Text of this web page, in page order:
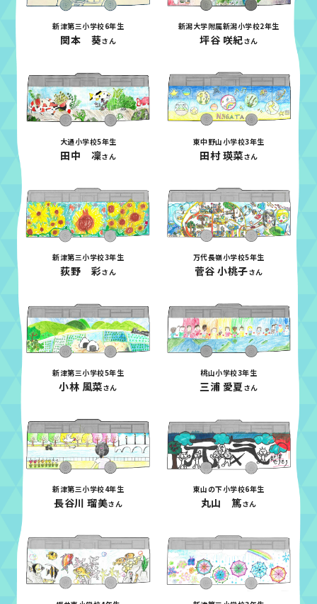
新津第三小学校6年生
関本 葵さん
新潟大学附属新潟小学校2年生
坪谷 咲紀さん
大通小学校5年生
田中 凜さん
東中野山小学校3年生
田村 瑛菜さん
新津第三小学校3年生
荻野 彩さん
万代長嶺小学校5年生
菅谷 小桃子さん
新津第三小学校5年生
小林 風菜さん
桃山小学校3年生
三浦 愛夏さん
新津第三小学校4年生
長谷川 瑠美さん
東山の下小学校6年生
丸山 篤さん